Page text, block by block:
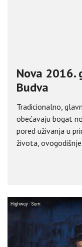
Nova 2016.
Budva
Tradicionalno,
obećavaju bogat
pored uživanja u
života,